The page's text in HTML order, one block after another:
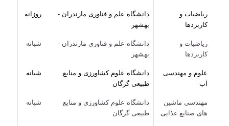
ریاضیات و
کاربردها
دانشگاه علم و فناوری مازندران -
بهشهر
روزانه
ریاضیات و
کاربردها
دانشگاه علم و فناوری مازندران -
بهشهر
شبانه
علوم و مهندسی
آب
دانشگاه علوم کشاورزی و منابع
طبیعی گرگان
شبانه
مهندسی ماشین
های صنایع غذایی
دانشگاه علوم کشاورزی و منابع
طبیعی گرگان
شبانه